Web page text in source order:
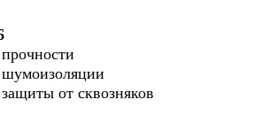
от сквозняков